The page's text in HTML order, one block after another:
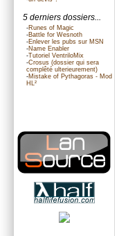
5 derniers dossiers...
-Runes of Magic
-Battle for Wesnoth
-Enlever les pubs sur MSN
-Name Enabler
-Tutoriel VentriloMix
-Crosus (dossier qui sera
complêté ulterieurement)
-Mistake of Pythagoras - Mod
HL²